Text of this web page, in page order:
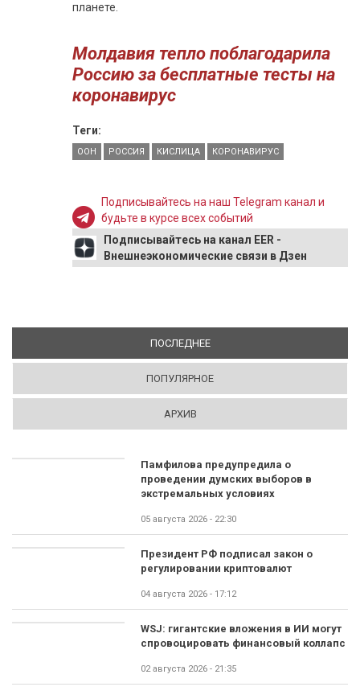
планете.
Молдавия тепло поблагодарила
Россию за бесплатные тесты на
коронавирус
Теги:
ООН РОССИЯ КИСЛИЦА КОРОНАВИРУС
Подписывайтесь на наш Telegram канал и
будьте в курсе всех событий
Подписывайтесь на канал EER -
Внешнеэкономические связи в Дзен
ПОСЛЕДНЕЕ(АКТИВНАЯ ВКЛАДКА)
ПОПУЛЯРНОЕ
АРХИВ
Памфилова предупредила о
проведении думских выборов в
экстремальных условиях
05 августа 2026 - 22:30
Президент РФ подписал закон о
регулировании криптовалют
04 августа 2026 - 17:12
WSJ: гигантские вложения в ИИ могут
спровоцировать финансовый коллапс
02 августа 2026 - 21:35